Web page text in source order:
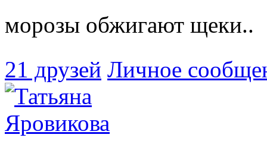
морозы обжигают щеки..
21 друзей Личное